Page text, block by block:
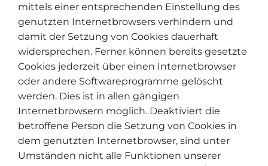
mittels einer entsprechenden Einstellung des
genutzten Internetbrowsers verhindern und
damit der Setzung von Cookies dauerhaft
widersprechen. Ferner können bereits gesetzte
Cookies jederzeit über einen Internetbrowser
oder andere Softwareprogramme gelöscht
werden. Dies ist in allen gängigen
Internetbrowsern möglich. Deaktiviert die
betroffene Person die Setzung von Cookies in
dem genutzten Internetbrowser, sind unter
Umständen nicht alle Funktionen unserer